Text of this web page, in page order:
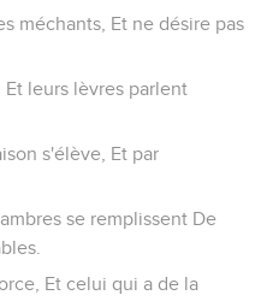
méchants, Et ne désire pas
leurs lèvres parlent
s'élève, Et par
se remplissent De
Et celui qui a de la